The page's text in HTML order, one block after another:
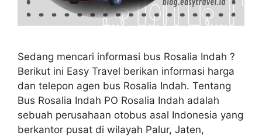
Sedang mencari informasi bus Rosalia Indah ?
Berikut ini Easy Travel berikan informasi harga
dan telepon agen bus Rosalia Indah. Tentang
Bus Rosalia Indah PO Rosalia Indah adalah
sebuah perusahaan otobus asal Indonesia yang
berkantor pusat di wilayah Palur, Jaten,